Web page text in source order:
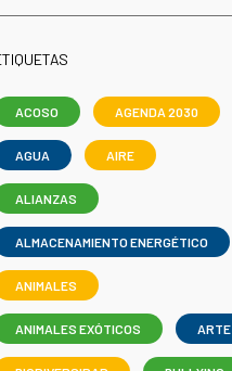
ACOSO AGENDA 2030
AGUA AIRE
ALIANZAS
ALMACENAMIENTO ENERGÉTICO
ANIMALES
ANIMALES EXÓTICOS ARTE